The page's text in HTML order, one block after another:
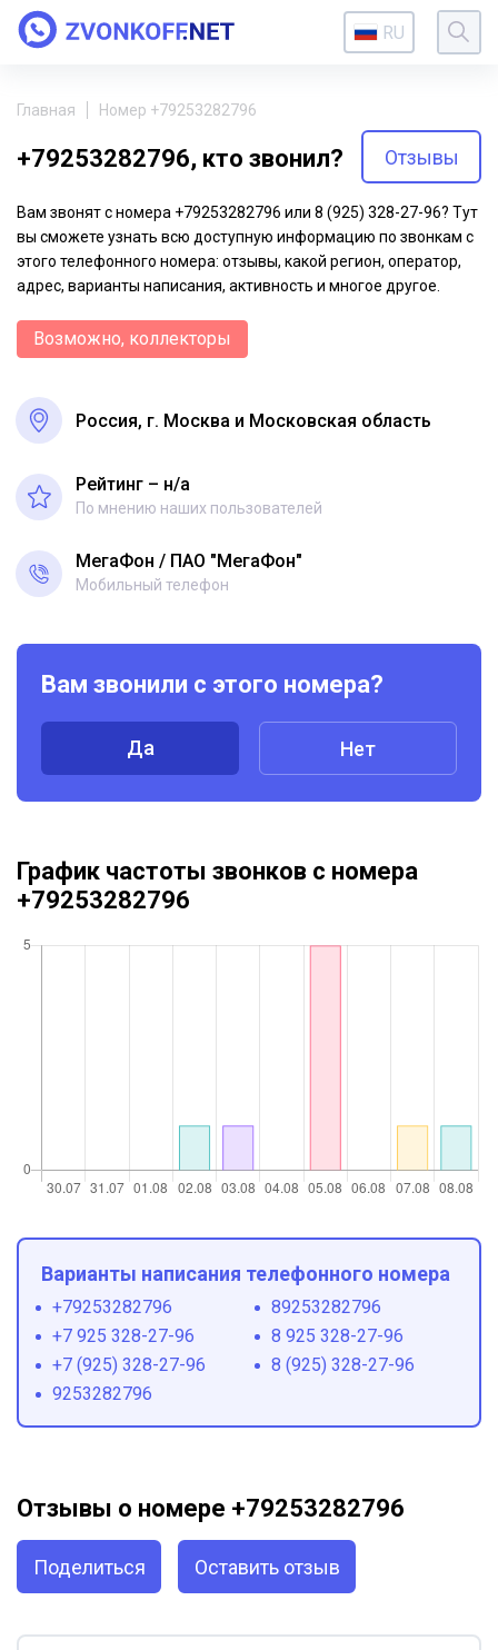
RU
Главная Номер +79253282796
+79253282796, кто звонил? Отзывы
Вам звонят с номера +79253282796 или 8 (925) 328-27-96? Тут
вы сможете узнать всю доступную информацию по звонкам с
этого телефонного номера: отзывы, какой регион, оператор,
адрес, варианты написания, активность и многое другое.
Возможно, коллекторы
Россия, г. Москва и Московская область
Рейтинг – н/a
По мнению наших пользователей
МегаФон ПАО "МегаФон"
Мобильный телефон
Вам звонили с этого номера?
Да Нет
График частоты звонков с номера
+79253282796
Варианты написания телефонного номера
+79253282796
89253282796
+7 925 328-27-96
8 925 328-27-96
+7 (925) 328-27-96
8 (925) 328-27-96
9253282796
Отзывы о номере +79253282796
Поделиться Оставить отзыв